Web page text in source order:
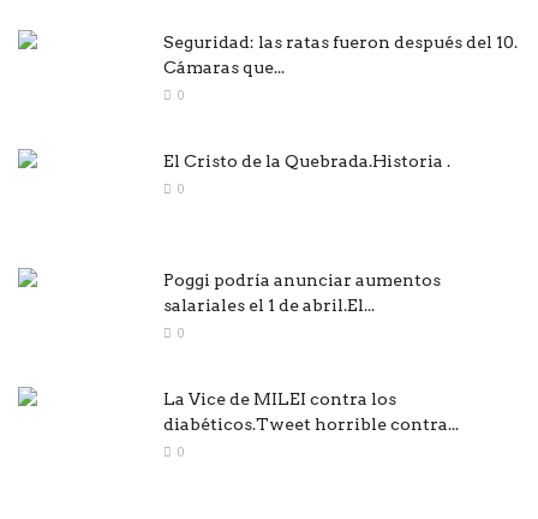
Seguridad: las ratas fueron después del 10.
Cámaras que...
0
El Cristo de la Quebrada.Historia .
0
Poggi podría anunciar aumentos
salariales el 1 de abril.El...
0
La Vice de MILEI contra los
diabéticos.Tweet horrible contra...
0